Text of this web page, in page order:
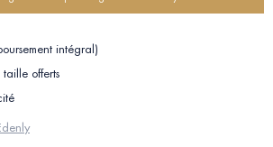
intégral)
offerts